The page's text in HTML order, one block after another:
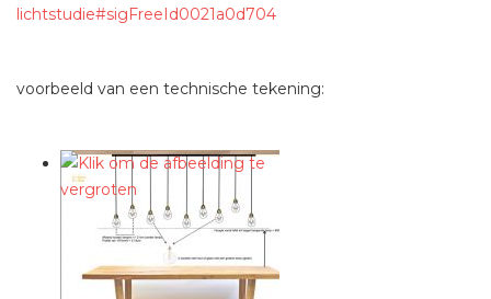
lichtstudie#sigFreeId0021a0d704
voorbeeld van een technische tekening: